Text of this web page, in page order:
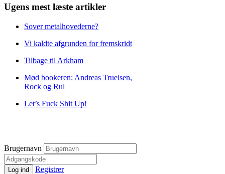
Ugens mest læste artikler
Sover metalhovederne?
Vi kaldte afgrunden for fremskridt
Tilbage til Arkham
Mød bookeren: Andreas Truelsen,
Rock og Rul
Let’s Fuck Shit Up!
Brugernavn
Log ind
Registrer